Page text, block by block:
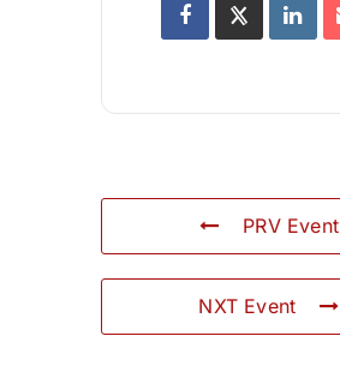
PRV Event
NXT Event